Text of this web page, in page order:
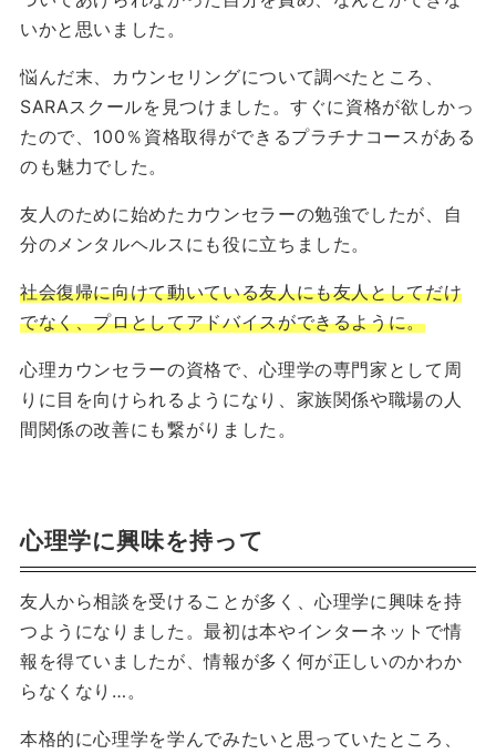
いかと思いました。
悩んだ末、カウンセリングについて調べたところ、
SARAスクールを見つけました。すぐに資格が欲しかっ
たので、100％資格取得ができるプラチナコースがある
のも魅力でした。
友人のために始めたカウンセラーの勉強でしたが、自
分のメンタルヘルスにも役に立ちました。
社会復帰に向けて動いている友人にも友人としてだけ
でなく、プロとしてアドバイスができるように。
心理カウンセラーの資格で、心理学の専門家として周
りに目を向けられるようになり、家族関係や職場の人
間関係の改善にも繋がりました。
心理学に興味を持って
友人から相談を受けることが多く、心理学に興味を持
つようになりました。最初は本やインターネットで情
報を得ていましたが、情報が多く何が正しいのかわか
らなくなり…。
本格的に心理学を学んでみたいと思っていたところ、